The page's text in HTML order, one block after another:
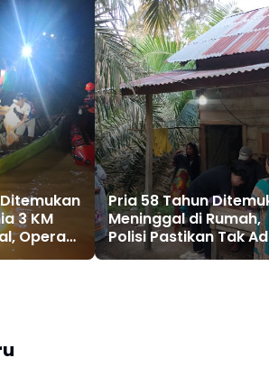
3 KM
Operasi
Tantan
Pria 58 Tahun
Meninggal di Rumah,
Polisi Pastikan Tak
Tanda Kekerasan